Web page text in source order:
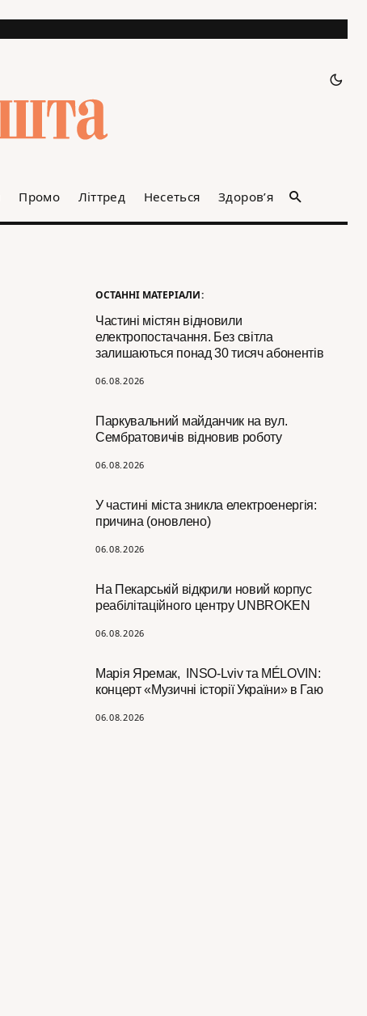
Промо Літтред Несеться Здоров’я
ОСТАННІ МАТЕРІАЛИ:
Частині містян відновили
електропостачання. Без світла
залишаються понад 30 тисяч абонентів
06.08.2026
Паркувальний майданчик на вул.
Сембратовичів відновив роботу
06.08.2026
У частині міста зникла електроенергія:
причина (оновлено)
06.08.2026
На Пекарській відкрили новий корпус
реабілітаційного центру UNBROKEN
06.08.2026
Марія Яремак, INSO-Lviv та MÉLOVIN:
концерт «Музичні історії України» в Гаю
06.08.2026